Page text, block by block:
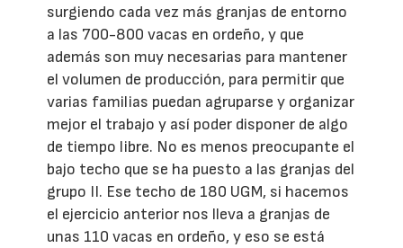
surgiendo cada vez más granjas de entorno
a las 700-800 vacas en ordeño, y que
además son muy necesarias para mantener
el volumen de producción, para permitir que
varias familias puedan agruparse y organizar
mejor el trabajo y así poder disponer de algo
de tiempo libre. No es menos preocupante el
bajo techo que se ha puesto a las granjas del
grupo II. Ese techo de 180 UGM, si hacemos
el ejercicio anterior nos lleva a granjas de
unas 110 vacas en ordeño, y eso se está